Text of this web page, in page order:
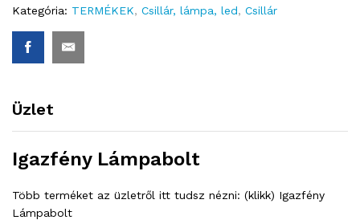
Kategória: TERMÉKEK, Csillár, lámpa, led, Csillár
Üzlet
Igazfény Lámpabolt
Több terméket az üzletről itt tudsz nézni: (klikk) Igazfény
Lámpabolt